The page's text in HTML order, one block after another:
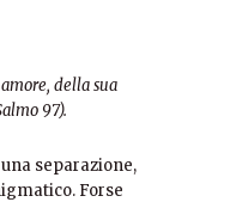
della sua
97).
separazione,
Forse